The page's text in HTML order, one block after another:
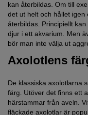
kan återbildas. Om till
det ut helt och hållet igen
återbildas. Principiellt
djur i ett akvarium. Men
bör man inte välja ut
Axolotlens
De klassiska axolotlarna
färg. Utöver det finns ett
härstammar från aveln.
fläckade axolotlar är